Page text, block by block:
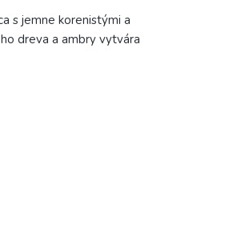
s jemne korenistými a
dreva a ambry vytvára